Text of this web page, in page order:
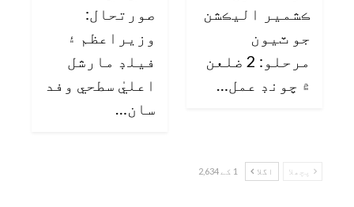
ڪشمير اليڪشن
جو ٽيون
مرحلو: 2 ضلعن
۾ چونڊ عمل…
صورتحال:
وزيراعظم ۽
فيلڊ مارشل
اعليٰ سطحي وفد
سان…
پچھلا اگلا 1 کے 2,634